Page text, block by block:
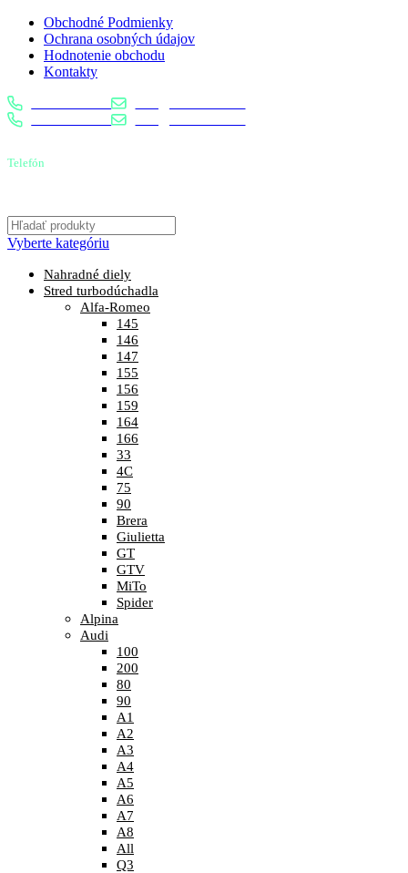
Obchodné Podmienky
Ochrana osobných údajov
Hodnotenie obchodu
Kontakty
0904 400 399
0904 400 399
Telefón
Vyberte kategóriu
Nahradné diely
Stred turbodúchadla
Alfa-Romeo
145
146
147
155
156
159
164
166
33
4C
75
90
Brera
Giulietta
GT
GTV
MiTo
Spider
Alpina
Audi
100
200
80
90
A1
A2
A3
A4
A5
A6
A7
A8
All
Q3